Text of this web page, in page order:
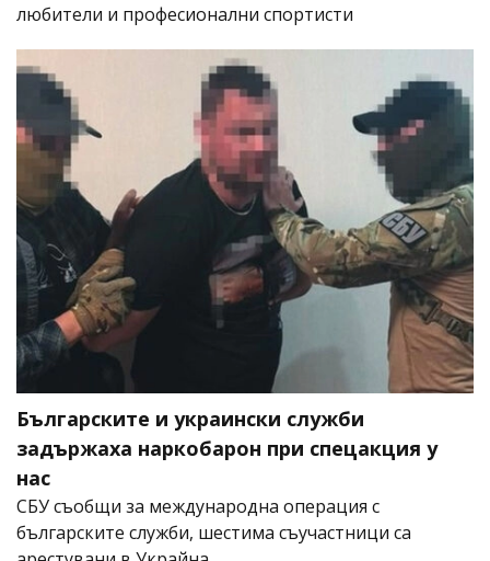
любители и професионални спортисти
Българските и украински служби
задържаха наркобарон при спецакция у
нас
СБУ съобщи за международна операция с
българските служби, шестима съучастници са